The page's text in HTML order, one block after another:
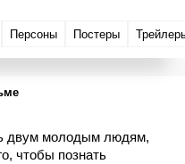
Персоны Постеры
двум молодым людям,
чтобы познать